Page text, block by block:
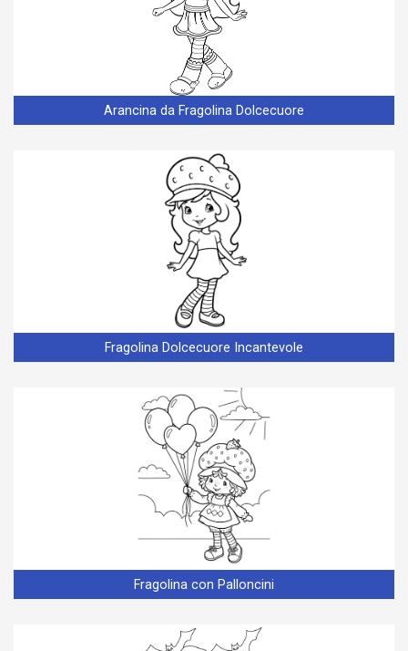
Arancina da Fragolina Dolcecuore
Fragolina Dolcecuore Incantevole
Fragolina con Palloncini